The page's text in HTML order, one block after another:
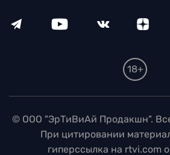
18+
© ООО "ЭрТиВиАй Продакшн".
При цитировании
гиперссылка на rtvi.com